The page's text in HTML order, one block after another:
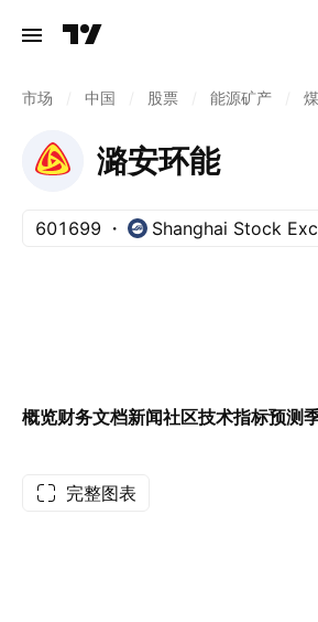
市场 中国 股票 能源矿产
潞安环能
601699 Shanghai Stock
概览财务文档新闻社区技术指标预测
完整图表